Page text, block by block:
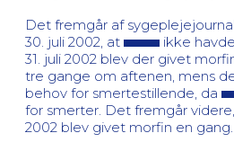
Det fremgår af
30. juli 2002, at
ikke
31. juli 2002 blev der givet
tre gange om aftenen, mens
behov for smertestillende, da
for smerter. Det fremgår
2002 blev givet morfin en gang.